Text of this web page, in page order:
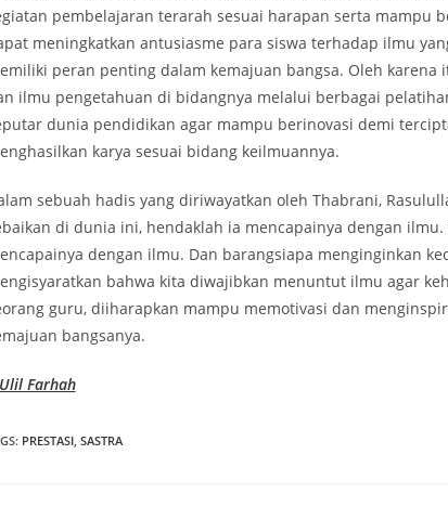
pembelajaran terarah sesuai harapan serta mampu
meningkatkan antusiasme para siswa terhadap ilmu
peran penting dalam kemajuan bangsa. Oleh
ilmu pengetahuan di bidangnya melalui berbagai
dunia pendidikan agar mampu berinovasi demi
karya sesuai bidang keilmuannya.
sebuah hadis yang diriwayatkan oleh Thabrani,
di dunia ini, hendaklah ia mencapainya dengan
dengan ilmu. Dan barangsiapa menginginkan
bahwa kita diwajibkan menuntut ilmu agar
guru, diiharapkan mampu memotivasi dan
bangsanya.
Farhah
: PRESTASI, SASTRA